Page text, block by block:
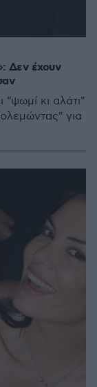
Δεν έχουν
κι αλάτι"
για